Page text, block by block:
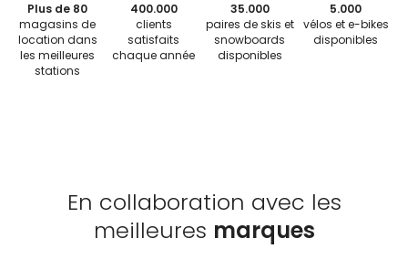
Plus de 80
magasins de
location dans
les meilleures
stations
400.000
clients
satisfaits
chaque année
35.000
paires de skis et
snowboards
disponibles
5.000
vélos et e-bikes
disponibles
En collaboration avec les
meilleures marques